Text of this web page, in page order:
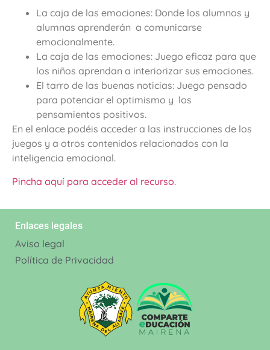
La caja de las emociones: Donde los alumnos y
alumnas aprenderán a comunicarse
emocionalmente.
La caja de las emociones: Juego eficaz para que
los niños aprendan a interiorizar sus emociones.
El tarro de las buenas noticias: Juego pensado
para potenciar el optimismo y los
pensamientos positivos.
En el enlace podéis acceder a las instrucciones de los
juegos y a otros contenidos relacionados con la
inteligencia emocional.
Pincha aquí para acceder al recurso.
Enlaces legales
Aviso legal
Política de Privacidad